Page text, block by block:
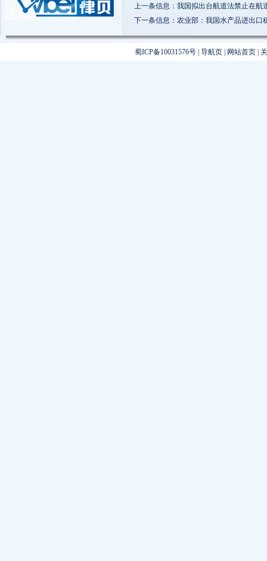
上一条信息：我国拟出台航道法禁止在航
下一条信息：农业部：我国水产品进出口
蜀ICP备10031576号 导航页 网站首页